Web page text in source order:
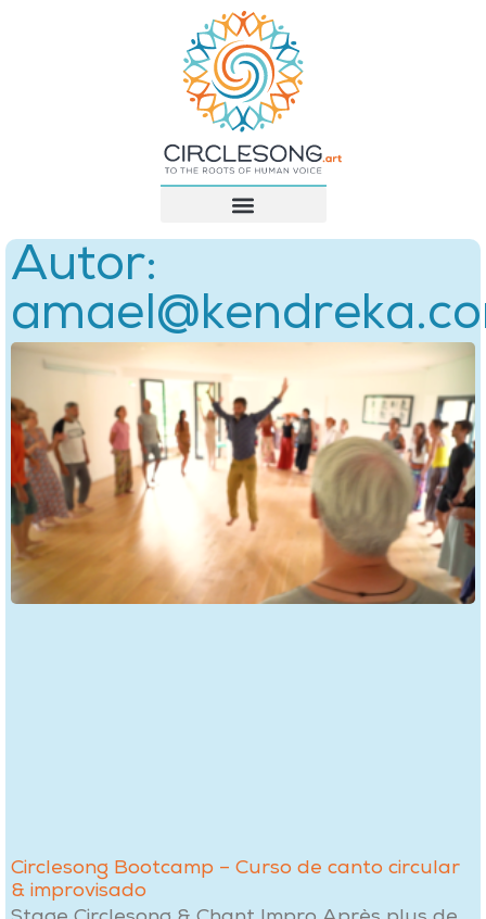
Autor:
Circlesong Bootcamp – Curso de canto circular
& improvisado